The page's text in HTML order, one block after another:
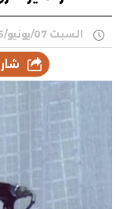
السبت 07/يونيو/2025 - 10:23 ص